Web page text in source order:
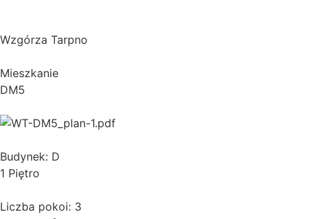
Wzgórza Tarpno
Mieszkanie
DM5
Budynek: D
1 Piętro
Liczba pokoi: 3